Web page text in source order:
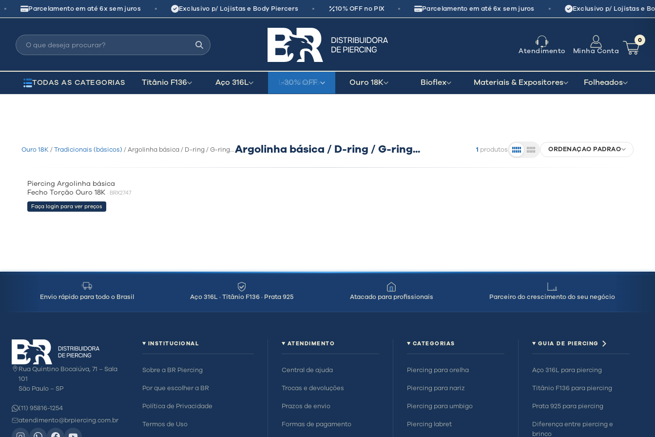
Pular
para
conteúdo
Parcelamento em até 6x sem juros Exclusivo p/ Lojistas e Body Piercers 10% OFF no PIX Parcelamento em até 6x sem juros Exclusivo p/ Lojistas e
seu parceiro Atendimento Minha Conta
0
TODAS AS CATEGORIAS Titânio F136 Aço 316L -30% OFF Ouro 18K Bioflex Materiais & Expositores Folheados
Ouro 18K /Tradicionais (básicos) / Argolinha básica / D-ring / G-ring...Argolinha básica / D-ring / G-ring... 1 produtos ORDENAÇÃO PADRÃO
COMPRAR RÁPIDO
Piercing Argolinha básica
Fecho Torção Ouro 18K · BRX2747
Faça login para ver preços
Envio rápido para todo o Brasil Aço 316L · Titânio F136 · Prata 925 Atacado para profissionais Parceiro do crescimento do seu negócio
Rua Quintino Bocaiúva, 71 – Sala
101
São Paulo – SP
(11) 95816-1254
atendimento@brpiercing.com.br
INSTITUCIONAL
Sobre a BR Piercing
Por que escolher a BR
Política de Privacidade
Termos de Uso
ATENDIMENTO
Central de ajuda
Trocas e devoluções
Prazos de envio
Formas de pagamento
CATEGORIAS
Piercing para orelha
Piercing para nariz
Piercing para umbigo
Piercing labret
GUIA DE PIERCING
Aço 316L para piercing
Titânio F136 para piercing
Prata 925 para piercing
Diferença entre piercing e
brinco